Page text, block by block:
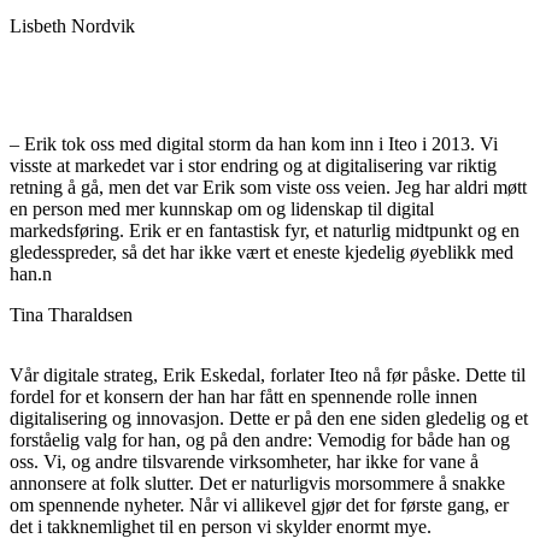
Lisbeth Nordvik
– Erik tok oss med digital storm da han kom inn i Iteo i 2013. Vi
visste at markedet var i stor endring og at digitalisering var riktig
retning å gå, men det var Erik som viste oss veien. Jeg har aldri møtt
en person med mer kunnskap om og lidenskap til digital
markedsføring. Erik er en fantastisk fyr, et naturlig midtpunkt og en
gledesspreder, så det har ikke vært et eneste kjedelig øyeblikk med
han.n
Tina Tharaldsen
Vår digitale strateg, Erik Eskedal, forlater Iteo nå før påske. Dette til
fordel for et konsern der han har fått en spennende rolle innen
digitalisering og innovasjon. Dette er på den ene siden gledelig og et
forståelig valg for han, og på den andre: Vemodig for både han og
oss. Vi, og andre tilsvarende virksomheter, har ikke for vane å
annonsere at folk slutter. Det er naturligvis morsommere å snakke
om spennende nyheter. Når vi allikevel gjør det for første gang, er
det i takknemlighet til en person vi skylder enormt mye.